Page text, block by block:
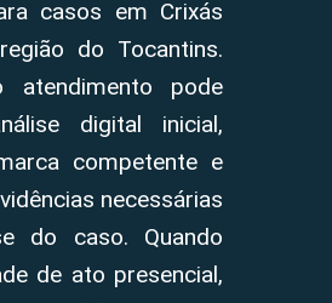
casos em Crixás
do Tocantins.
atendimento pode
digital inicial,
competente e
necessárias
do caso. Quando
de ato presencial,